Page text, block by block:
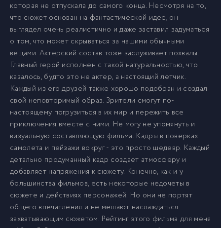
которая не отпускала до самого конца. Несмотря на то,
что сюжет основан на фантастической идее, он
выглядел очень реалистично и даже заставил задуматься
о том, что может скрываться за нашими обычными
вещами. Актерский состав тоже заслуживает похвалы.
Главный герой исполнен с такой натуральностью, что
казалось, будто это не актер, а настоящий летчик.
Каждый из его друзей также хорошо подобран и создал
свой неповторимый образ. Зрители смогут по-
настоящему погрузиться в их мир и пережить все
приключения вместе с ними. Не могу не упомянуть и
визуальную составляющую фильма. Кадры в поверках
самолета и пейзажи вокруг - это просто шедевр. Каждый
детально продуманный кадр создает атмосферу и
добавляет напряжения к сюжету. Конечно, как и у
большинства фильмов, есть некоторые недочеты в
сюжете и действиях персонажей. Но они не портят
общего впечатления и не мешают наслаждаться
захватывающим сюжетом. Рейтинг этого фильма для меня